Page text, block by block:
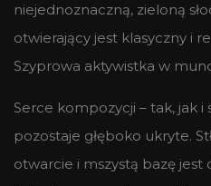
niejednoznaczną, zieloną
otwierający jest klasyczny i
Szyprowa aktywistka w
Serce kompozycji – tak, jak
pozostaje głęboko ukryte.
otwarcie i mszystą bazę jest